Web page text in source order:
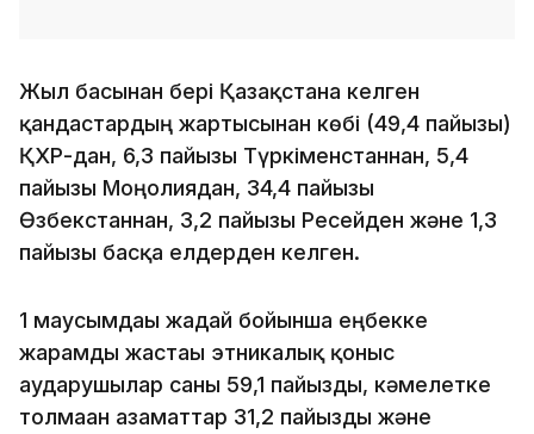
Жыл басынан бері Қазақстанға келген
қандастардың жартысынан көбі (49,4 пайызы)
ҚХР-дан, 6,3 пайызы Түркіменстаннан, 5,4
пайызы Моңғолиядан, 34,4 пайызы
Өзбекстаннан, 3,2 пайызы Ресейден және 1,3
пайызы басқа елдерден келген.
1 маусымдағы жағдай бойынша еңбекке
жарамды жастағы этникалық қоныс
аударушылар саны 59,1 пайызды, кәмелетке
толмаған азаматтар 31,2 пайызды және